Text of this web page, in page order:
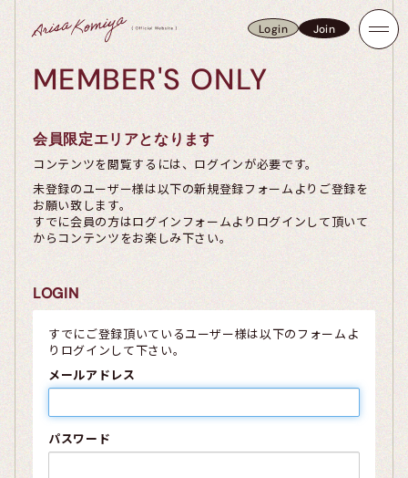
Login
Join
MEMBER'S ONLY
会員限定エリアとなります
コンテンツを閲覧するには、ログインが必要です。
未登録のユーザー様は以下の新規登録フォームよりご登録を
お願い致します。
すでに会員の方はログインフォームよりログインして頂いて
からコンテンツをお楽しみ下さい。
LOGIN
すでにご登録頂いているユーザー様は以下のフォームよ
りログインして下さい。
メールアドレス
パスワード